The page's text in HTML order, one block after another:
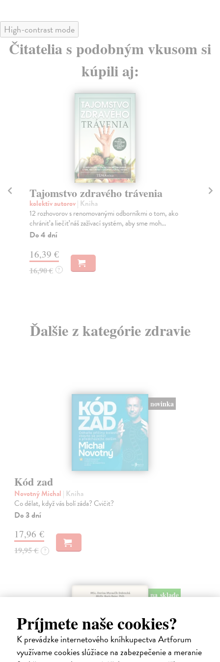
Príjmete naše cookies?
K prevádzke internetového kníhkupectva Artforum
využívame cookies slúžiace na zabezpečenie a meranie
High-contrast mode
Čitatelia s podobným vkusom si
kúpili aj:
Imunitný šlabikár
kolektív autorov| Kniha
Nevšedne vecné, zdrvujúce a neľútostné básne jednej z
najvýraznejších slovenských poetiek. Prichádza...
Do 4 dní
7,76 €
8,00 € ?
Ďalšie z kategórie zdravie
novinka
Kód zad
Novotný Michal | Kniha
Co dělat, když vás bolí záda? Cvičit?
Do 3 dní
17,96 €
19,95 € ?
na sklade